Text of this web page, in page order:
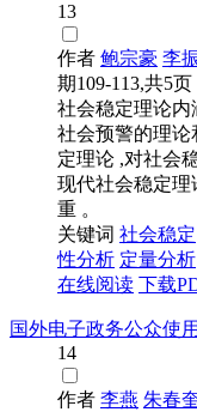
13
作者 鲍宗豪 李
期109-113,共5页
社会稳定理论内
社会预警的理论
定理论 ,对社会
现代社会稳定理
重 。
关键词 社会稳定
性分析 定量分析
在线阅读 下载
国外电子政务公众使
14
作者 李燕 朱春